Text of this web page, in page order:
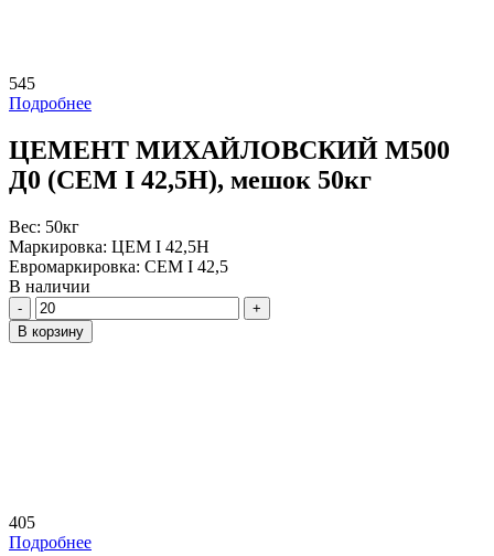
545
Подробнее
ЦЕМЕНТ МИХАЙЛОВСКИЙ М500
Д0 (CEM I 42,5Н), мешок 50кг
Вес: 50кг
Маркировка: ЦЕМ I 42,5Н
Евромаркировка: CEM I 42,5
В наличии
Количество
В корзину
405
Подробнее